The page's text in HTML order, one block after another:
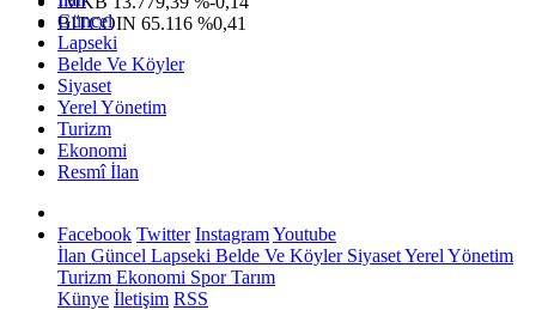
BITCOIN 65.116 %0,41
Güncel
Lapseki
Belde Ve Köyler
Siyaset
Yerel Yönetim
Turizm
Ekonomi
Resmî İlan
Facebook Twitter InstagramYoutube
İlan Güncel Lapseki Belde Ve KöylerSiyasetYerel Yönetim
Turizm Ekonomi SporTarım
Künye İletişim RSS